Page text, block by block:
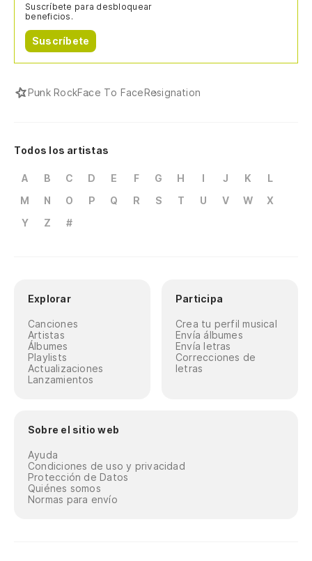
Suscríbete para desbloquear
beneficios.
Suscríbete
Punk RockFace To FaceResignation
Todos los artistas
A B C D E F G H I J K
L
M
N O P Q R S T U V W
X
Y
Z #
Explorar
Canciones
Artistas
Álbumes
Playlists
Actualizaciones
Lanzamientos
Participa
Crea tu perfil musical
Envía álbumes
Envía letras
Correcciones de
letras
Sobre el sitio web
Ayuda
Condiciones de uso y privacidad
Protección de Datos
Quiénes somos
Normas para envío